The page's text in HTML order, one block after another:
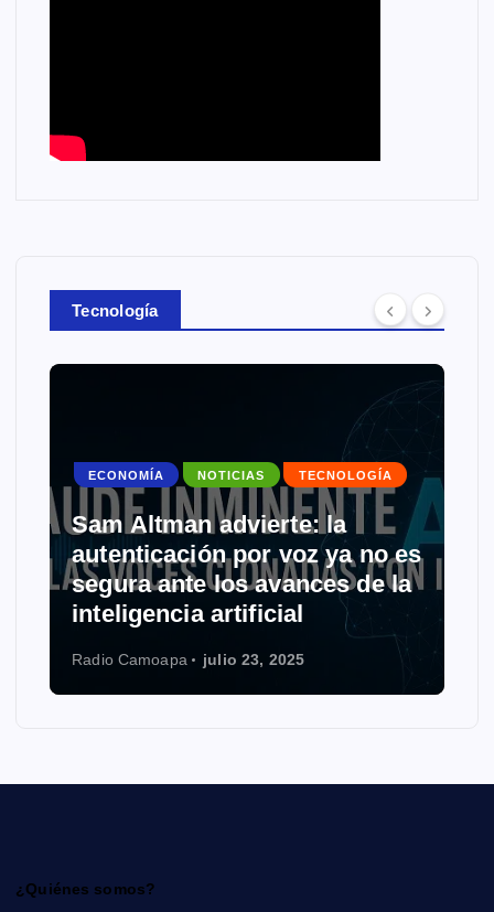
Tecnología
ECONOMÍA NOTICIAS TECNOLOGÍA
Sam Altman advierte: la
autenticación por voz ya no es
segura ante los avances de la
inteligencia artificial
Radio Camoapa julio 23, 2025
¿Quiénes somos?